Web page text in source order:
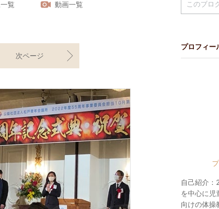
覧 動画一覧
次ページ
プロフィー
自己紹介：
を中心に児
向けの体操